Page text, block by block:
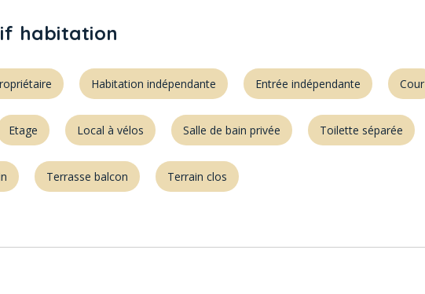
habitation
Habitation indépendante Entrée indépendante Cour
Etage Local à vélos Salle de bain privée Toilette séparée
Terrasse balcon Terrain clos